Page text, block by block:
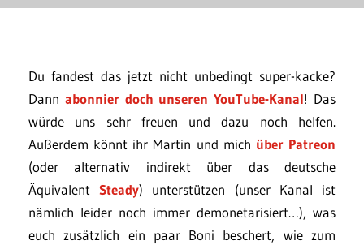
Du fandest das jetzt nicht unbedingt super-kacke?
Dann abonnier doch unseren YouTube-Kanal! Das
würde uns sehr freuen und dazu noch helfen.
Außerdem könnt ihr Martin und mich über Patreon
(oder alternativ indirekt über das deutsche
ÄquivalentSteady) unterstützen (unser Kanal ist
nämlich leider noch immer demonetarisiert…), was
euch zusätzlich ein paar Boni beschert, wie zum